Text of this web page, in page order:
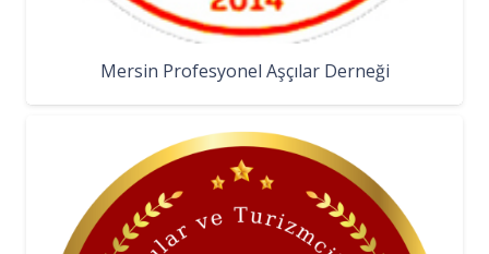
Mersin Profesyonel Aşçılar Derneği